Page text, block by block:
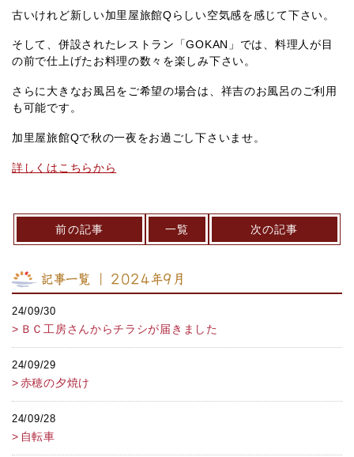
古いけれど新しい加里屋旅館Qらしい空気感を感じて下さい。
そして、併設されたレストラン「GOKAN」では、料理人が目
の前で仕上げたお料理の数々を楽しみ下さい。
さらに大きなお風呂をご希望の場合は、祥吉のお風呂のご利用
も可能です。
加里屋旅館Qで秋の一夜をお過ごし下さいませ。
詳しくはこちらから
前の記事 一覧 次の記事
記事一覧 ｜ 2024年9月
24/09/30
ＢＣ工房さんからチラシが届きました
24/09/29
赤穂の夕焼け
24/09/28
自転車